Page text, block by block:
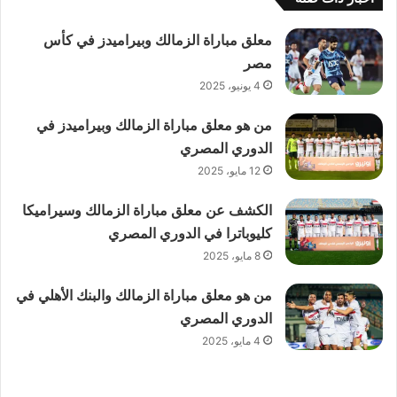
معلق مباراة الزمالك وبيراميدز في كأس
مصر
4 يونيو، 2025
من هو معلق مباراة الزمالك وبيراميدز في
الدوري المصري
12 مايو، 2025
الكشف عن معلق مباراة الزمالك وسيراميكا
كليوباترا في الدوري المصري
8 مايو، 2025
من هو معلق مباراة الزمالك والبنك الأهلي في
الدوري المصري
4 مايو، 2025